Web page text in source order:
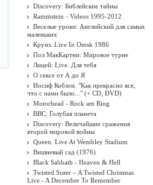
Discovery: Библейские тайны
Rammstein - Videos 1995-2012
Веселые уроки: Английский для самых
маленьких
Круиз. Live In Omsk 1986
Пол МакКартни: Мировое турне
Лицей: Live. Для тебя
О сексе от А до Я
Иосиф Кобзон. "Как прекрасно все,
что с нами было..." (+ CD, DVD)
Motorhead - Rock am Ring
BBC: Голубая планета
Discovery: Величайшие сражения
второй мировой войны
Queen. Live At Wembley Stadium
Вишневый сад (1976)
Black Sabbath - Heaven & Hell
Twisted Sister ‎– A Twisted Christmas
Live - A December To Remember